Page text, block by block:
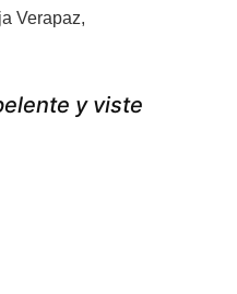
Verapaz,
y viste